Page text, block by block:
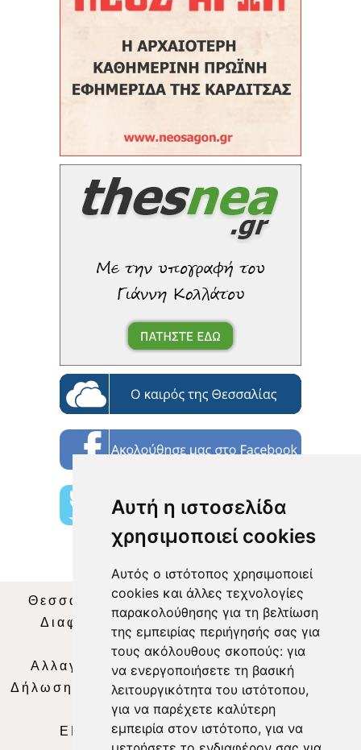
Αυτή η ιστοσελίδα
χρησιμοποιεί cookies
Αυτός ο ιστότοπος χρησιμοποιεί
cookies και άλλες τεχνολογίες
παρακολούθησης για τη βελτίωση
της εμπειρίας περιήγησής σας για
τους ακόλουθους σκοπούς: για
να ενεργοποιήσετε τη βασική
λειτουργικότητα του ιστότοπου,
για να παρέχετε καλύτερη
εμπειρία στον ιστότοπο, για να
Θεσσαλία Τηλεόραση|SNG Services
Διαφήμιση | Όροι Χρήσης |Δήλωση
Απορρήτου |
Περιεχόμενο
Αλλαγή Προτιμήσεων για τα Cookies
Δήλωση συμμόρφωσης με τη σύσταση (ΕΕ)
2018/334|Ταυτότητα
ΕΝΗΜΕΡΩΣΗ |WEB TV| LIVE